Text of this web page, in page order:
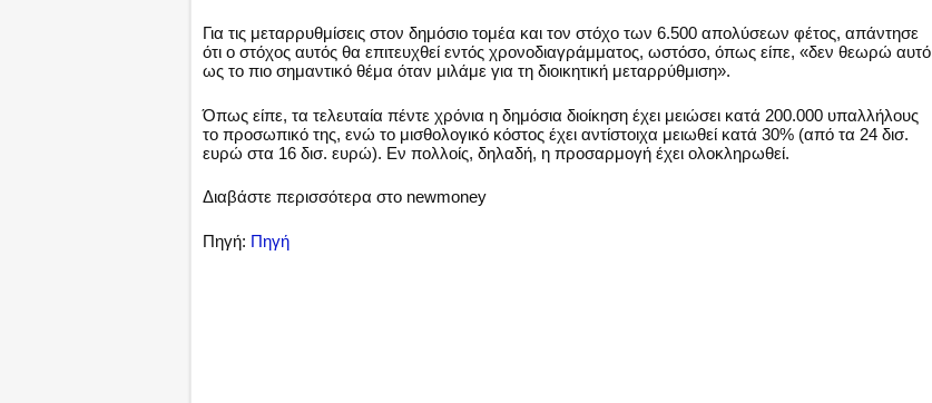
Για τις μεταρρυθμίσεις στον δημόσιο τομέα και τον στόχο των 6.500 απολύσεων φέτος, απάντησε
ότι ο στόχος αυτός θα επιτευχθεί εντός χρονοδιαγράμματος, ωστόσο, όπως είπε, «δεν θεωρώ αυτό
ως το πιο σημαντικό θέμα όταν μιλάμε για τη διοικητική μεταρρύθμιση».
Όπως είπε, τα τελευταία πέντε χρόνια η δημόσια διοίκηση έχει μειώσει κατά 200.000 υπαλλήλους
το προσωπικό της, ενώ το μισθολογικό κόστος έχει αντίστοιχα μειωθεί κατά 30% (από τα 24 δισ.
ευρώ στα 16 δισ. ευρώ). Εν πολλοίς, δηλαδή, η προσαρμογή έχει ολοκληρωθεί.
Διαβάστε περισσότερα στο newmoney
Πηγή: Πηγή